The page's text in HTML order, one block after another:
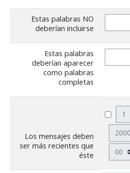
Visión
Líneas Estratégicas
Acciones
Organización
Grupo Promotor
Eventos
Seminarios 2026
Estas palabras NO
deberían incluirse
Estas palabras
deberían aparecer
como palabras
completas
Los mensajes deben
ser más recientes que
éste
Día
Año
Minuto